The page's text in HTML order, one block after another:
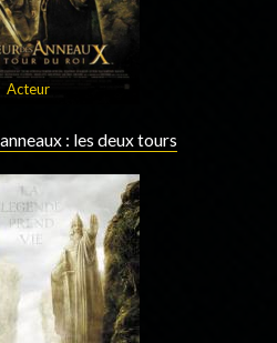
Acteur
: les deux tours